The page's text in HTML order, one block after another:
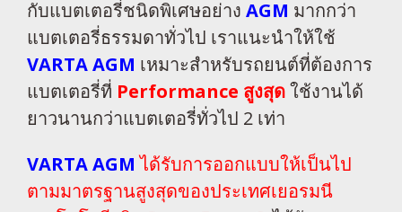
กับแบตเตอรี่ชนิดพิเศษอย่าง AGM มากกว่า
แบตเตอรี่ธรรมดาทั่วไป เราแนะนำให้ใช้
VARTA AGM เหมาะสำหรับรถยนต์ที่ต้องการ
แบตเตอรี่ที่ Performance สูงสุดใช้งานได้
ยาวนานกว่าแบตเตอรี่ทั่วไป 2 เท่า
VARTA AGM ได้รับการออกแบบให้เป็นไป
ตามมาตรฐานสูงสุดของประเทศเยอรมนี